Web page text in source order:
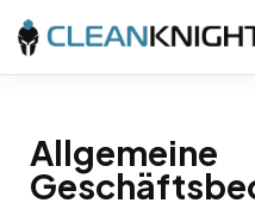
Allgemeine